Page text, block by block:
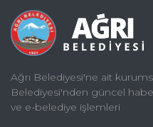
Ağrı Belediyesi'ne ait
Belediyesi'nden güncel
ve e-belediye işlemleri